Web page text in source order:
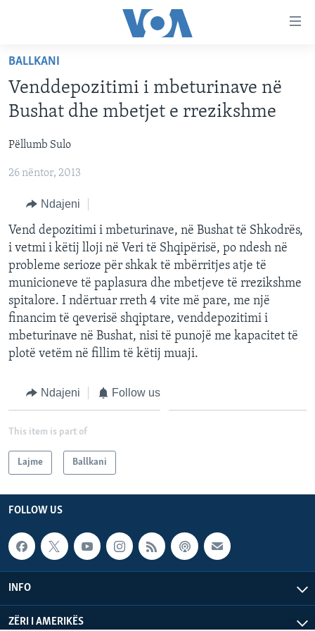
faqen
kryesore
Kalo
tek
faqja
Kalo
kërkimi
FAQJA KRYESORE
KATEGORITË
BALLKANI
EVROPA
BOTA
MJEDISI
KULTURË
SHKENCË DHE TEKNOLOGJI
SHËNDETËSI
INTERVISTA
DITARI
FOLLOW US
Gjuhët
BALLKANI
Venddepozitimi i mbeturinave në
Bushat dhe mbetjet e rrezikshme
Pëllumb Sulo
26 nëntor, 2013
Ndajeni
Vend depozitimi i mbeturinave, në Bushat të Shkodrës,
i vetmi i këtij lloji në Veri të Shqipërisë, po ndesh në
probleme serioze për shkak të mbërritjes atje të
municioneve të paplasura dhe mbetjeve të rrezikshme
spitalore. I ndërtuar rreth 4 vite më pare, me një
financim të qeverisë shqiptare, venddepozitimi i
mbeturinave në Bushat, nisi të punojë me kapacitet të
plotë vetëm në fillim të këtij muaji.
Ndajeni Follow us
This item is part of
Lajme Ballkani
FOLLOW US
INFO
ZËRI I AMERIKËS